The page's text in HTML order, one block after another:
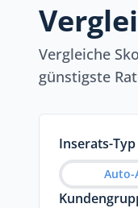
Vergleiche
günstigste
Inserats-Typ
Auto-